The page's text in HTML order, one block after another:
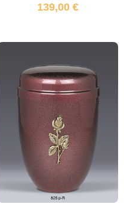
139,00 €